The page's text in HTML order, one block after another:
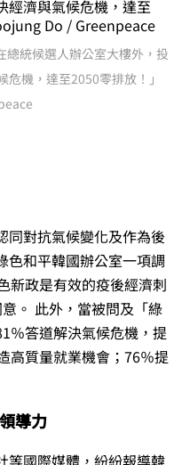
統候選人辦公室大樓外，投
機，達至2050零排放！」
同對抗氣候變化及作為後
色和平韓國辦公室一項調
新政是有效的疫後經濟刺
。 此外，當被問及「綠
％答道解決氣候危機，提
高質量就業機會；76％提
導力
等國際媒體，紛紛報導韓